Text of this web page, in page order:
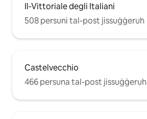
Il-Vittoriale degli Italiani
508 persuni tal-post jissuġġeruh
Castelvecchio
466 persuna tal-post jissuġġeruh